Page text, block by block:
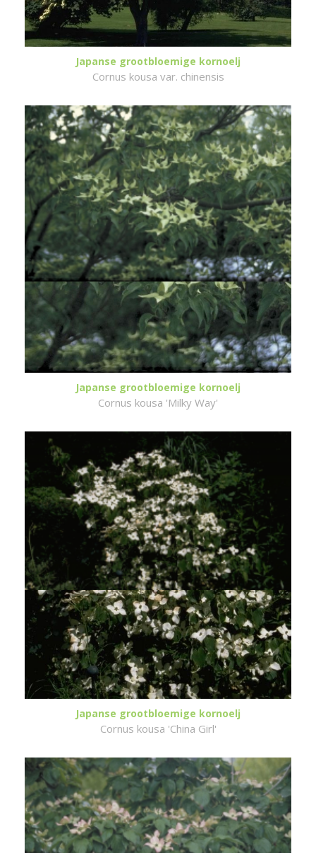
Japanse grootbloemige kornoelj
Cornus kousa var. chinensis
Japanse grootbloemige kornoelj
Cornus kousa 'Milky Way'
Japanse grootbloemige kornoelj
Cornus kousa 'China Girl'